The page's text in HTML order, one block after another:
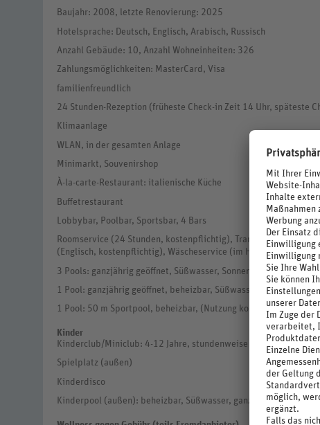
Baujahr: 2008, letzte Renovierung: 2025
Hotelsprache: Deutsch, Englisch, Arabisch, Russisch
Anzahl Gebäude: 10, Anzahl Wohneinheiten: 326
Zahlungsmöglichkeiten: MasterCard, Visa
familienfreundlich
24 Stunden-Rezeption (früheste Check-in Zeit 14 Uhr, späteste
Klimaanlage
WLAN, in der gesamten Anlage
Minimarkt, Souvenirshop
À-la-carte-Restaurant: italienische Küche
Buffetrestaurant
Lobbybar, Poolbar, Sportsbar, 4 Bars
Roomservice (24 Stunden, kostenpflichtig), Transferservice
(Englisch, kostenpflichtig), Wäscheservice (im Hotel,
3 Pools: ganzjährig geöffnet, Süßwasser, Sonnenschirme, Liegen
1 Pool: ganzjährig geöffnet, beheizbar, Süßwasser,
1 Pool: 50 m Sportpool, beheizbar, (Nutzung kostenpflichtig,
Kinder
Kinderclub/Miniclub: 4-12 Jahre, stundenweise
Spielplatz (außen)
Kinderdisco
Kinderpool (außen): beheizbar, Süßwasser, ganzjährig geöffnet